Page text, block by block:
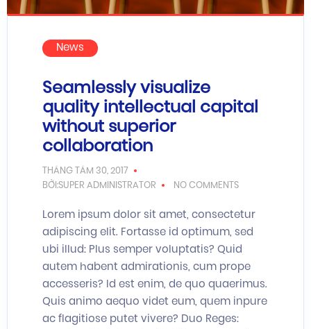
News
Seamlessly visualize
quality intellectual capital
without superior
collaboration
THÁNG TÁM 30, 2017
BỞI:SUPER ADMINISTRATOR
NO COMMENTS
Lorem ipsum dolor sit amet, consectetur
adipiscing elit. Fortasse id optimum, sed
ubi illud: Plus semper voluptatis? Quid
autem habent admirationis, cum prope
accesseris? Id est enim, de quo quaerimus.
Quis animo aequo videt eum, quem inpure
ac flagitiose putet vivere? Duo Reges: